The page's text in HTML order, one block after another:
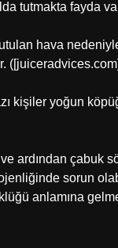
tutmakta fayda
hava
kişiler yoğun
ardından çabuk
sorun
anlamına